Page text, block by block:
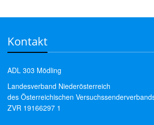
Kontakt
ADL 303 Mödling
Landesverband Niederösterreich
des Österreichischen
ZVR 19166297 1